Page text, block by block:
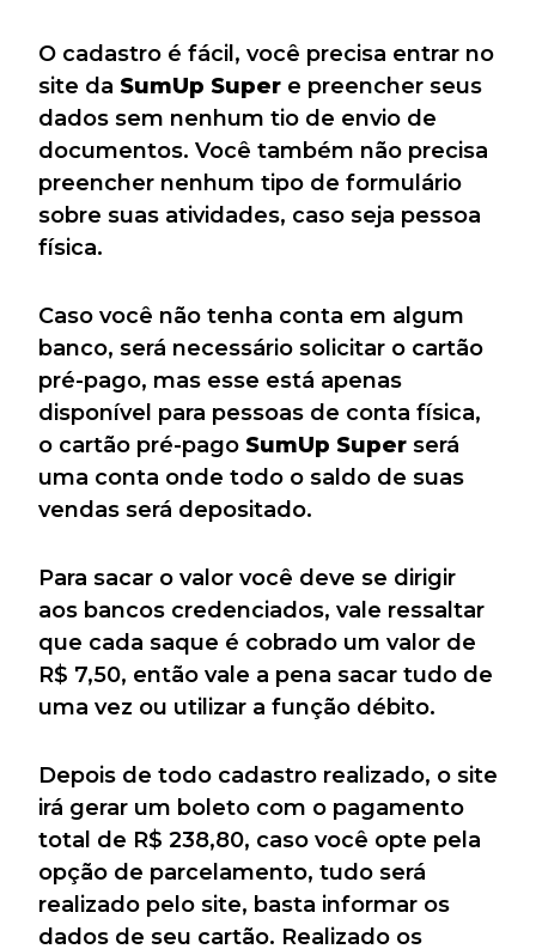
O cadastro é fácil, você precisa entrar no
site da SumUp Super e preencher seus
dados sem nenhum tio de envio de
documentos. Você também não precisa
preencher nenhum tipo de formulário
sobre suas atividades, caso seja pessoa
física.
Caso você não tenha conta em algum
banco, será necessário solicitar o cartão
pré-pago, mas esse está apenas
disponível para pessoas de conta física,
o cartão pré-pago SumUp Super será
uma conta onde todo o saldo de suas
vendas será depositado.
Para sacar o valor você deve se dirigir
aos bancos credenciados, vale ressaltar
que cada saque é cobrado um valor de
R$ 7,50, então vale a pena sacar tudo de
uma vez ou utilizar a função débito.
Depois de todo cadastro realizado, o site
irá gerar um boleto com o pagamento
total de R$ 238,80, caso você opte pela
opção de parcelamento, tudo será
realizado pelo site, basta informar os
dados de seu cartão. Realizado os